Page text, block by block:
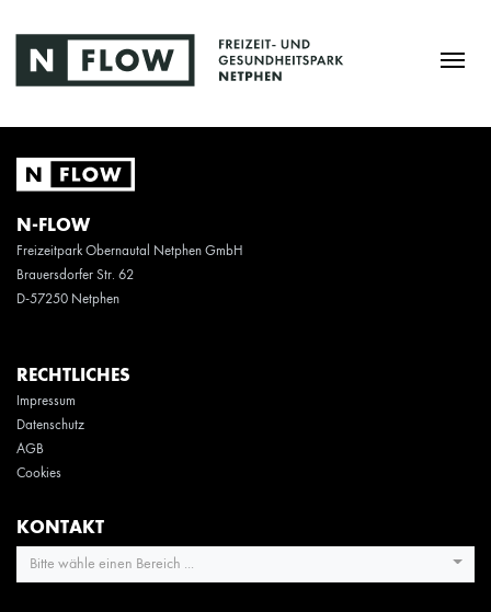
N-FLOW
Freizeitpark Obernautal Netphen GmbH
Brauersdorfer Str. 62
D-57250 Netphen
RECHTLICHES
Impressum
Datenschutz
AGB
Cookies
KONTAKT
Bitte wähle einen Bereich ...